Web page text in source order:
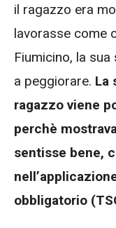
il ragazzo era
lavorasse come
Fiumicino, la
a peggiorare. La
ragazzo viene
perchè
sentisse bene,
obbligatorio